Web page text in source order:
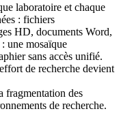
laboratoire et chaque
: fichiers
HD, documents Word,
une mosaïque
sans accès unifié.
de recherche devient
fragmentation des
de recherche.